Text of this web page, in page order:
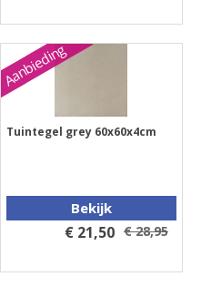
Aanbieding
Tuintegel grey 60x60x4cm
Bekijk
€ 21,50 € 28,95